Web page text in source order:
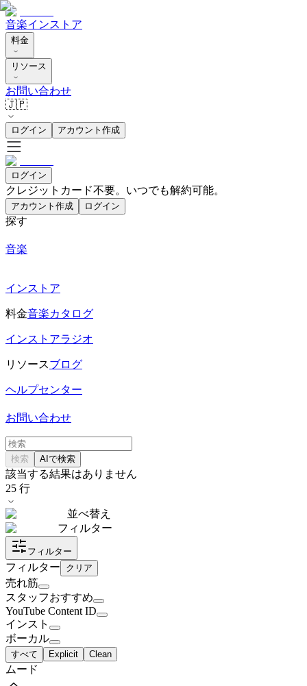
音楽インストア
料金
リソース
お問い合わせ
🇯🇵
ログイン アカウント作成
ログイン
クレジットカード不要。いつでも解約可能。
アカウント作成 ログイン
探す
音楽
インストア
料金音楽カタログ
インストアラジオ
リソースブログ
ヘルプセンター
お問い合わせ
検索 AIで検索
該当する結果はありません
25 行
並べ替え
フィルター
フィルター
フィルター クリア
売れ筋
スタッフおすすめ
YouTube Content ID
インスト
ボーカル
すべて Explicit Clean
ムード